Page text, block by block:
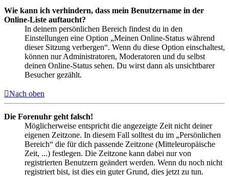
Wie kann ich verhindern, dass mein Benutzername in der
Online-Liste auftaucht?
In deinem persönlichen Bereich findest du in den
Einstellungen eine Option „Meinen Online-Status während
dieser Sitzung verbergen“. Wenn du diese Option einschaltest,
können nur Administratoren, Moderatoren und du selbst
deinen Online-Status sehen. Du wirst dann als unsichtbarer
Besucher gezählt.
Nach oben
Die Forenuhr geht falsch!
Möglicherweise entspricht die angezeigte Zeit nicht deiner
eigenen Zeitzone. In diesem Fall solltest du im „Persönlichen
Bereich“ die für dich passende Zeitzone (Mitteleuropäische
Zeit, ...) festlegen. Die Zeitzone kann dabei nur von
registrierten Benutzern geändert werden. Wenn du noch nicht
registriert bist, ist dies ein guter Grund, dies jetzt zu tun.